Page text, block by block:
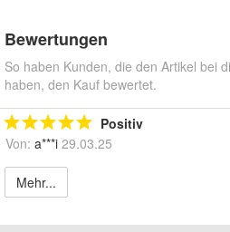
Bewertungen
So haben Kunden, die den Artikel bei
haben, den Kauf bewertet.
Positiv
Von: a***i 29.03.25
Mehr...